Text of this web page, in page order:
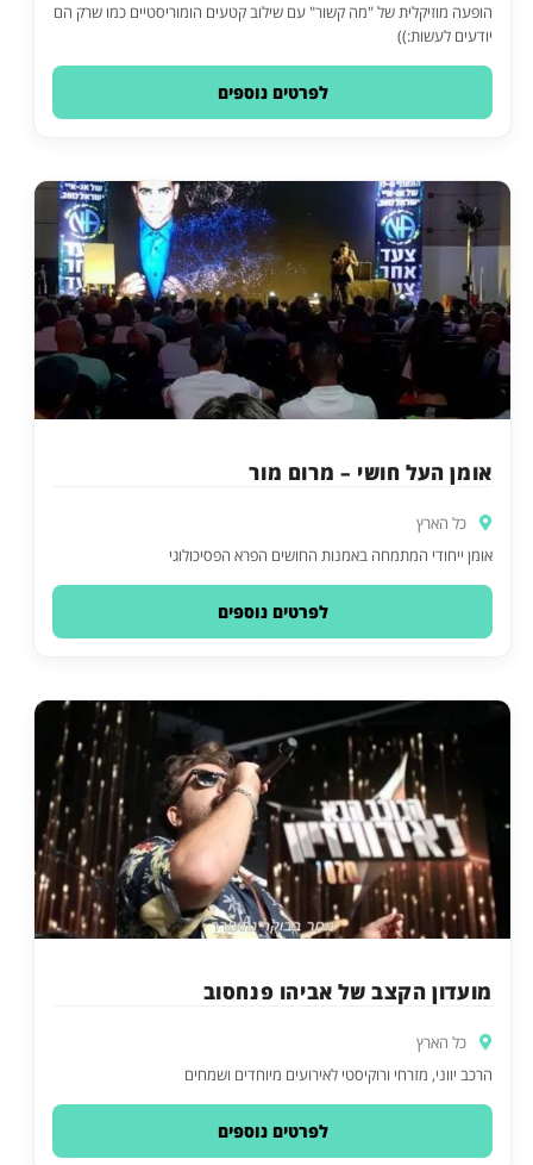
הופעה מוזיקלית של "מה קשור" עם שילוב קטעים הומוריסטיים כמו שרק הם
יודעים לעשות:))
לפרטים נוספים
אומן העל חושי – מרום מור
כל הארץ
אומן ייחודי המתמחה באמנות החושים הפרא הפסיכולוגי
לפרטים נוספים
מועדון הקצב של אביהו פנחסוב
כל הארץ
הרכב יווני, מזרחי ורוקיסטי לאירועים מיוחדים ושמחים
לפרטים נוספים